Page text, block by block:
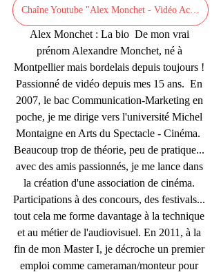
Alex Monchet : La bio  De mon vrai
prénom Alexandre Monchet, né à
Montpellier mais bordelais depuis toujours !
Passionné de vidéo depuis mes 15 ans.  En
2007, le bac Communication-Marketing en
poche, je me dirige vers l'université Michel
Montaigne en Arts du Spectacle - Cinéma.
Beaucoup trop de théorie, peu de pratique...
avec des amis passionnés, je me lance dans
la création d'une association de cinéma.
Participations à des concours, des festivals...
tout cela me forme davantage à la technique
et au métier de l'audiovisuel. En 2011, à la
fin de mon Master I, je décroche un premier
emploi comme cameraman/monteur pour